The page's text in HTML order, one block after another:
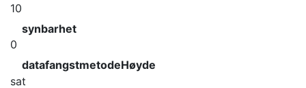
10
synbarhet
0
datafangstmetodeHøyde
sat